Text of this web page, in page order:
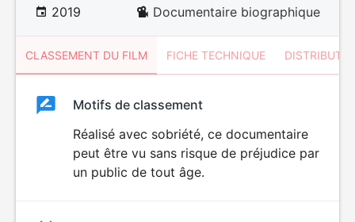
2019 Documentaire biographique
CLASSEMENT DU FILM FICHE TECHNIQUE
ClassementClassement
Motifs de classement
Réalisé avec sobriété, ce documentaire
peut être vu sans risque de préjudice par
un public de tout âge.